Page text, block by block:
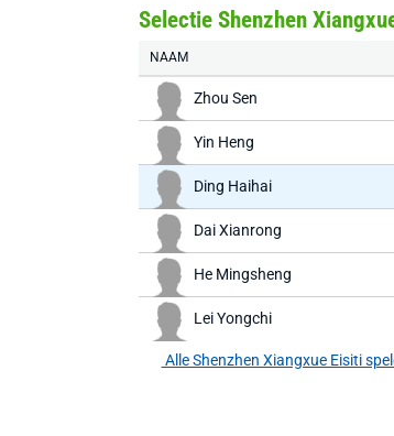
Selectie Shenzhen
NAAM
Zhou Sen
Yin Heng
Ding Haihai
Dai Xianrong
He Mingsheng
Lei Yongchi
Alle Shenzhen Xiangxue Eisiti